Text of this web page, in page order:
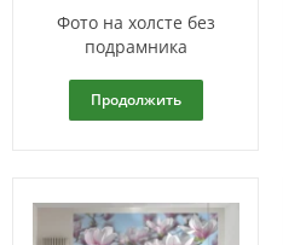
Фото на холсте без
подрамника
Продолжить